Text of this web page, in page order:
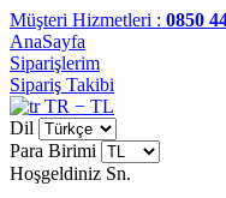
Müşteri Hizmetleri : 0850
AnaSayfa
Siparişlerim
Sipariş Takibi
TR − TL
Dil
Para Birimi
Hoşgeldiniz Sn.